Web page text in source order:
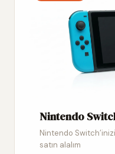
Nintendo
Nintendo
satın alalım